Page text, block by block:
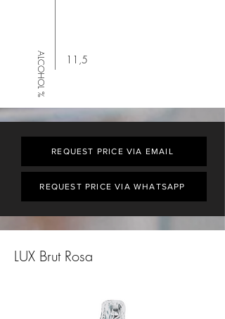
ALCOHOL % 11,5
REQUEST PRICE VIA EMAIL
REQUEST PRICE VIA WHATSAPP
LUX Brut Rosa